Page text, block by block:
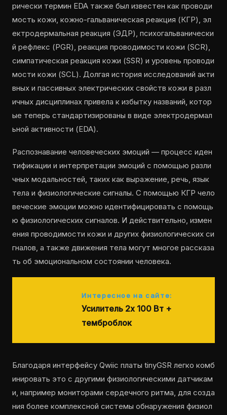
рически термин EDA также был известен как проводи
мость кожи, кожно-гальваническая реакция (КГР), эл
ектродермальная реакция (ЭДР), психогальванически
й рефлекс (PGR), реакция проводимости кожи (SCR),
симпатическая реакция кожи (SSR) и уровень проводи
мости кожи (SCL). Долгая история исследований акти
вных и пассивных электрических свойств кожи в разл
ичных дисциплинах привела к избытку названий, котор
ые теперь стандартизированы в виде электродермал
ьной активности (EDA).
Распознавание человеческих эмоций — процесс иден
тификации и интерпретации эмоций с помощью разли
чных модальностей, таких как выражение, речь, язык
тела и физиологические сигналы. С помощью КГР чело
веческие эмоции можно идентифицировать с помощь
ю физиологических сигналов. И действительно, измен
ения проводимости кожи и других физиологических си
гналов, а также движения тела могут многое рассказа
ть об эмоциональном состоянии человека.
Интересное на сайте:
Усилитель 2x 100 Вт +
темброблок
Благодаря интерфейсу Qwiic платы tinyGSR легко комб
инировать это с другими физиологическими датчикам
и, например мониторами сердечного ритма, для созда
ния более комплексной системы обнаружения физиол